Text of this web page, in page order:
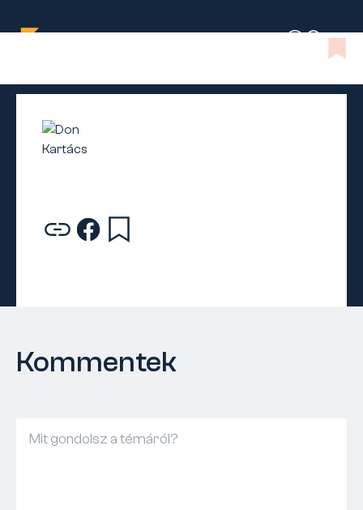
Kommentek